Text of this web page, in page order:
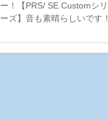
ー！【PRS/ SE Customシリ
ーズ】音も素晴らしいです！